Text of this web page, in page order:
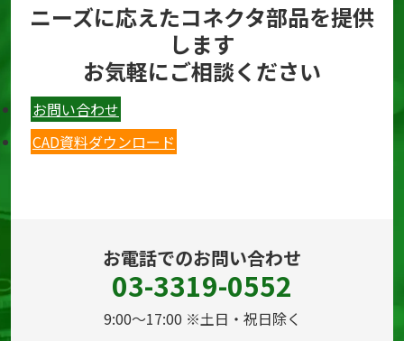
ニーズに応えたコネクタ部品を提供
します
お気軽にご相談ください
お問い合わせ
CAD資料ダウンロード
お電話でのお問い合わせ
03-3319-0552
9:00～17:00 ※土日・祝日除く